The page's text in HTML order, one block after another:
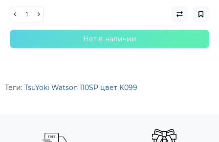
Нет в наличии
Теги: TsuYoki Watson 110SP цвет K099